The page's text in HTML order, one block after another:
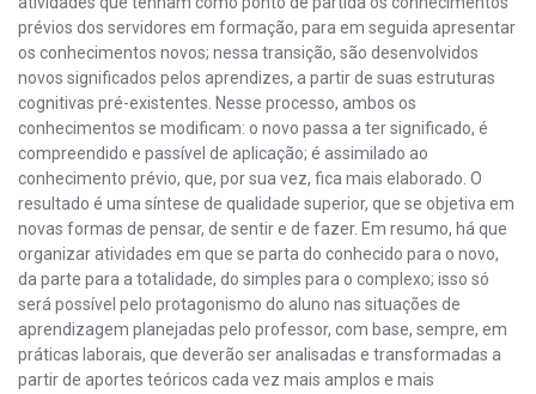
prévios dos servidores em formação, para em seguida apresentar
os conhecimentos novos; nessa transição, são desenvolvidos
novos significados pelos aprendizes, a partir de suas estruturas
cognitivas pré-existentes. Nesse processo, ambos os
conhecimentos se modificam: o novo passa a ter significado, é
compreendido e passível de aplicação; é assimilado ao
conhecimento prévio, que, por sua vez, fica mais elaborado. O
resultado é uma síntese de qualidade superior, que se objetiva em
novas formas de pensar, de sentir e de fazer. Em resumo, há que
organizar atividades em que se parta do conhecido para o novo,
da parte para a totalidade, do simples para o complexo; isso só
será possível pelo protagonismo do aluno nas situações de
aprendizagem planejadas pelo professor, com base, sempre, em
práticas laborais, que deverão ser analisadas e transformadas a
partir de aportes teóricos cada vez mais amplos e mais